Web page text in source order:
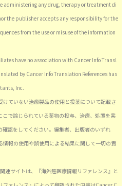
administering any drug, therapy or treatment di
the publisher accepts any responsibility for the
from the use or misuse of the information
have no association with Cancer Info Transl
by Cancer Info Translation References has
Inc.
ていない治療製品の使用と投薬について記載さ
で論じられている薬物の投与、治療、処置を実
認をしてください。編集者、出版者のいずれ
情報の使用や誤使用による結果に関して一切の責
連サイトは、『海外癌医療情報リファレンス』と